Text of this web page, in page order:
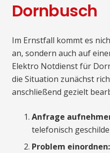
Dornbusch
Im Ernstfall kommt es
an, sondern auch auf
Elektro Notdienst für
die Situation zunächst
anschließend gezielt
Anfrage
telefonisch
Problem einordnen: